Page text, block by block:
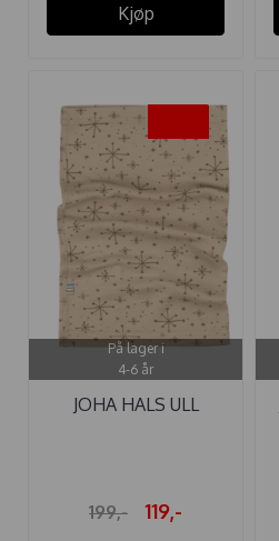
Kjøp
På lager i
4-6 år
JOHA HALS ULL
199,- 119,-